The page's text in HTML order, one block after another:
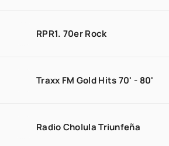
RPR1. 70er Rock
Traxx FM Gold Hits 70' - 80'
Radio Cholula Triunfeña